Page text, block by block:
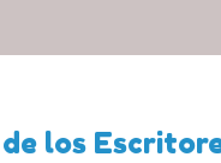
los